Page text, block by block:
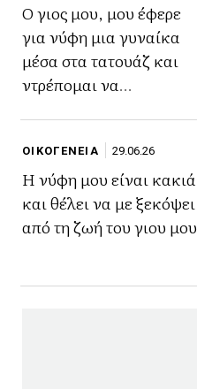
Ο γιος μου, μου έφερε
για νύφη μια γυναίκα
μέσα στα τατουάζ και
ντρέπομαι να
ΟΙΚΟΓΕΝΕΙΑ 29.06.26
Η νύφη μου είναι κακιά
και θέλει να με ξεκόψει
από τη ζωή του γιου μου